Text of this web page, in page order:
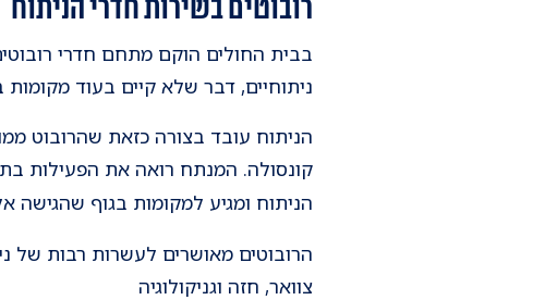
בבית החולים הוקם מתחם חדרי
ניתוחיים, דבר שלא קיים בעוד מקומות
הניתוח עובד בצורה כזאת שהרובוט
קונסולה. המנתח רואה את הפעילות
הניתוח ומגיע למקומות בגוף שהגישה
הרובוטים מאושרים לעשרות רבות של
צוואר, חזה וגניקולוגיה